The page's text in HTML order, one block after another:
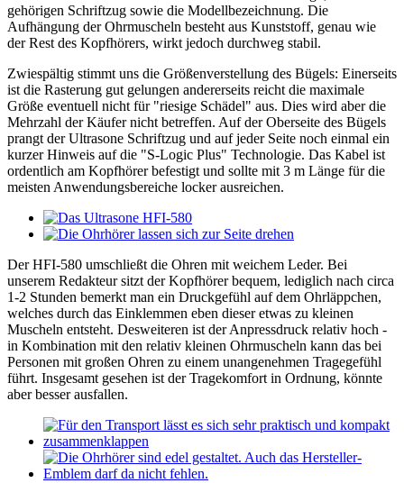
gehörigen Schriftzug sowie die Modellbezeichnung. Die
Aufhängung der Ohrmuscheln besteht aus Kunststoff, genau wie
der Rest des Kopfhörers, wirkt jedoch durchweg stabil.
Zwiespältig stimmt uns die Größenverstellung des Bügels: Einerseits
ist die Rasterung gut gelungen andererseits reicht die maximale
Größe eventuell nicht für "riesige Schädel" aus. Dies wird aber die
Mehrzahl der Käufer nicht betreffen. Auf der Oberseite des Bügels
prangt der Ultrasone Schriftzug und auf jeder Seite noch einmal ein
kurzer Hinweis auf die "S-Logic Plus" Technologie. Das Kabel ist
ordentlich am Kopfhörer befestigt und sollte mit 3 m Länge für die
meisten Anwendungsbereiche locker ausreichen.
Der HFI-580 umschließt die Ohren mit weichem Leder. Bei
unserem Redakteur sitzt der Kopfhörer bequem, lediglich nach circa
1-2 Stunden bemerkt man ein Druckgefühl auf dem Ohrläppchen,
welches durch das Einklemmen eben dieser etwas zu kleinen
Muscheln entsteht. Desweiteren ist der Anpressdruck relativ hoch -
in Kombination mit den relativ kleinen Ohrmuscheln kann das bei
Personen mit großen Ohren zu einem unangenehmen Tragegefühl
führt. Insgesamt gesehen ist der Tragekomfort in Ordnung, könnte
aber besser ausfallen.